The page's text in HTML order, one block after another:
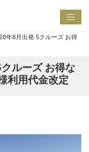
年6月出発 5クルーズ お得
ルーズ お得な
利用代金改定